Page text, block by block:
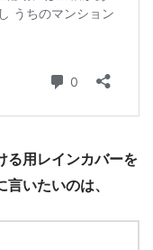
る用レインカバーを
いたいのは、